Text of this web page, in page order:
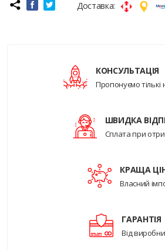
Доставка:
КОНСУЛЬТАЦІЯ
Пропонуємо
ШВИДКА
Сплата при
КРАЩА
Власний
ГАРАНТІЯ
Від